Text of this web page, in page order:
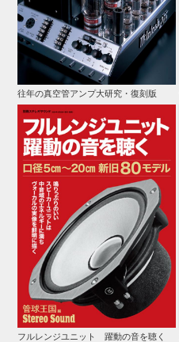
往年の真空管アンプ大研究・復刻版
フルレンジユニット 躍動の音を聴く